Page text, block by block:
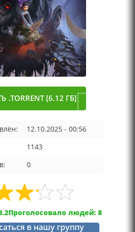
.TORRENT [6.12 ГБ]
12.10.2025 - 00:56
1143
0
Проголосовало людей: 8
в нашу группу